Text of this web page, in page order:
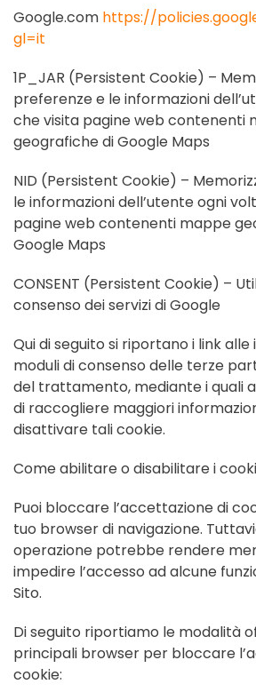
Google.com https://
gl=it
1P_JAR (Persistent Cookie) –
preferenze e le informazioni
che visita pagine web contenenti
geografiche di Google Maps
NID (Persistent Cookie) –
le informazioni dell’utente ogni
pagine web contenenti mappe
Google Maps
CONSENT (Persistent Cookie) –
consenso dei servizi di Google
Qui di seguito si riportano i link
moduli di consenso delle terze
del trattamento, mediante i quali
di raccogliere maggiori
disattivare tali cookie.
Come abilitare o disabilitare i
Puoi bloccare l’accettazione di
tuo browser di navigazione.
operazione potrebbe rendere
impedire l’accesso ad alcune
Sito.
Di seguito riportiamo le modalità
principali browser per bloccare
cookie: